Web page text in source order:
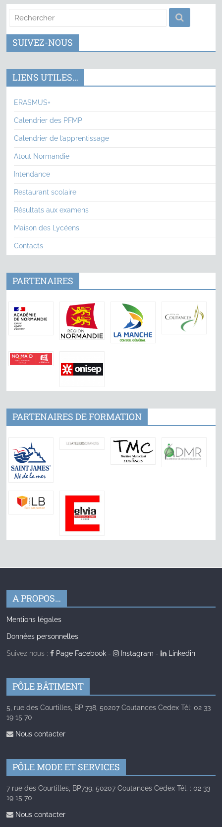
SUIVEZ-NOUS
LIENS UTILES…
ERASMUS+
Calendrier des PFMP
Calendrier de l’apprentissage
Atout Normandie
Intendance
Restaurant scolaire
Résultats aux examens
Maison des Lycéens
Contacts
PARTENAIRES
PARTENAIRES DE FORMATION
A PROPOS…
Mentions légales
Données personnelles
Suivez nous : Page Facebook - Instagram - Linkedin
PÔLE BÂTIMENT
5, rue des Courtilles, BP 738, 50207 Coutances Cedex Tél: 02 33
19 15 70
Nous contacter
PÔLE MODE ET SERVICES
7 rue des Courtilles, BP739, 50207 Coutances Cedex Tél. : 02 33
19 15 70
Nous contacter